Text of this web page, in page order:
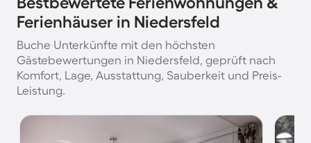
Ferienhäuser in Niedersfeld
Buche Unterkünfte mit den höchsten
Gästebewertungen in Niedersfeld, geprüft nach
Komfort, Lage, Ausstattung, Sauberkeit und Preis-
Leistung.